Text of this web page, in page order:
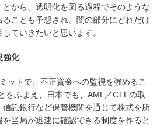
から、透明化を図る過程でそのような
ことも予想され、闇の部分にどれだけ
ていきたいと思います。
強化
ットで、不正資金への監視を強めるこ
をふまえ、日本でも、AML／CTFの取
信託銀行など保管機関を通じて株式を所
当局が迅速に確認できる制度を作ると